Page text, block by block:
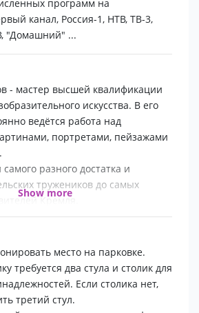
программ на
канал, Россия-1, НТВ, ТВ-3,
"Домашний" ...
- мастер высшей квалификации
искусства. В его
ведётся работа над
портретами, пейзажами
разного достатка и
тружеников до самых
Кремля.
Махаткова выполняются в
уголь, сепия, пастель,
- по договорённости.
на свадьбах, юбилеях и
пользуются шаржи. За
в этом жанре Валерий
Show more
место на парковке.
требуется два стула и столик для
Если столика нет,
третий стул.